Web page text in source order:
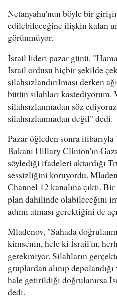
Netanyahu'nun böyle bir
edilebileceğine ilişkin kalan
görünmüyor.
İsrail lideri pazar günü,
İsrail ordusu hiçbir şekilde
silahsızlandırılması derken
bütün silahları kastediyorum.
silahsızlanmadan söz
silahsızlanmadan değil" dedi.
Pazar öğleden sonra
Bakanı Hillary Clinton'ın
söylediği ifadeleri aktardığı
sessizliğini koruyordu.
Channel 12 kanalına çıktı.
plan dahilinde olabileceğini
adımı atması gerektiğini de
Mladenov, "Sahada
kimsenin, hele ki İsrail'in,
gerekmiyor. Silahların
gruplardan alınıp
hale getirildiği doğrulanırsa
dedi.